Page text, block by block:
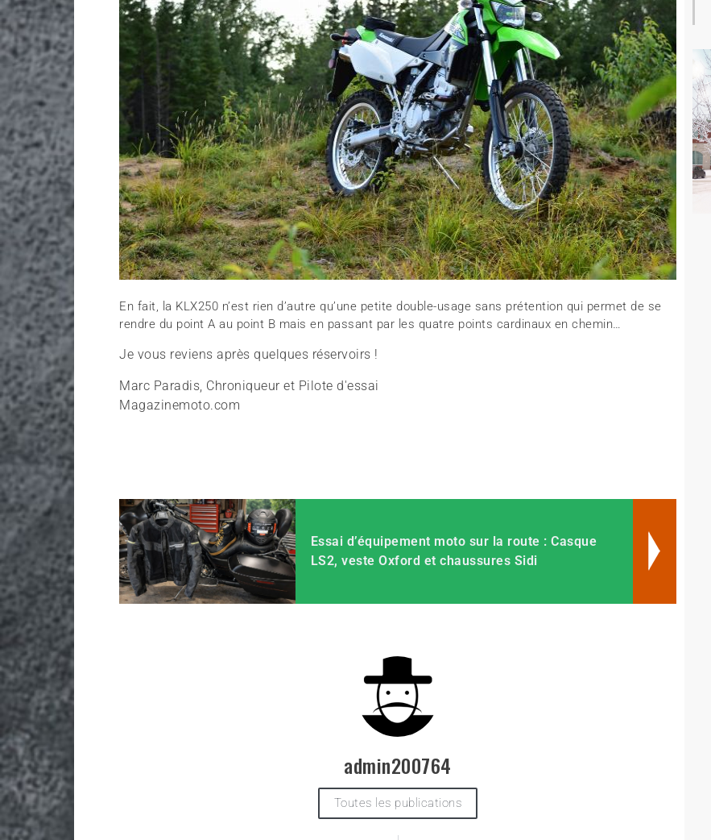
En fait, la KLX250 n’est rien d’autre qu’une petite double-usage sans prétention qui permet de se
rendre du point A au point B mais en passant par les quatre points cardinaux en chemin…
Je vous reviens après quelques réservoirs !
Marc Paradis, Chroniqueur et Pilote d'essai
Magazinemoto.com
Essai d’équipement moto sur la route : Casque
LS2, veste Oxford et chaussures Sidi
admin200764
Toutes les publications